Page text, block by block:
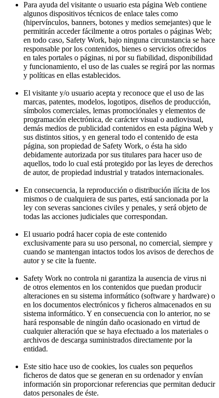
Para ayuda del visitante o usuario esta página Web contiene
algunos dispositivos técnicos de enlace tales como
(hipervínculos, banners, botones y medios semejantes) que le
permitirán acceder fácilmente a otros portales o páginas Web;
en todo caso, Safety Work, bajo ninguna circunstancia se hace
responsable por los contenidos, bienes o servicios ofrecidos
en tales portales o páginas, ni por su fiabilidad, disponibilidad
y funcionamiento, el uso de las cuales se regirá por las normas
y políticas en ellas establecidos.
El visitante y/o usuario acepta y reconoce que el uso de las
marcas, patentes, modelos, logotipos, diseños de producción,
símbolos comerciales, lemas promociónales y elementos de
programación electrónica, de carácter visual o audiovisual,
demás medios de publicidad contenidos en esta página Web y
sus distintos sitios, y en general todo el contenido de esta
página, son propiedad de Safety Work, o ésta ha sido
debidamente autorizada por sus titulares para hacer uso de
aquellos, todo lo cual está protegido por las leyes de derechos
de autor, de propiedad industrial y tratados internacionales.
En consecuencia, la reproducción o distribución ilícita de los
mismos o de cualquiera de sus partes, está sancionada por la
ley con severas sanciones civiles y penales, y será objeto de
todas las acciones judiciales que correspondan.
El usuario podrá hacer copia de este contenido
exclusivamente para su uso personal, no comercial, siempre y
cuando se mantengan intactos todos los avisos de derechos de
autor y se cite la fuente.
Safety Work no controla ni garantiza la ausencia de virus ni
de otros elementos en los contenidos que puedan producir
alteraciones en su sistema informático (software y hardware) o
en los documentos electrónicos y ficheros almacenados en su
sistema informático. Y en consecuencia con lo anterior, no se
hará responsable de ningún daño ocasionado en virtud de
cualquier alteración que se haya efectuado a los materiales o
archivos de descarga suministrados directamente por la
entidad.
Este sitio hace uso de cookies, los cuales son pequeños
ficheros de datos que se generan en su ordenador y envían
información sin proporcionar referencias que permitan deducir
datos personales de éste.